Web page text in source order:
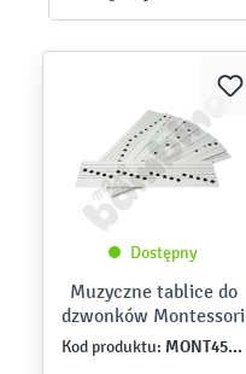
Dostępny
Muzyczne tablice do
dzwonków Montessori
Kod produktu: MONT457636